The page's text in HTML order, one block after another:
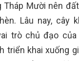
Tháp Mười nên
Lâu nay, cây
trò chủ đạo của
triển khai xuống